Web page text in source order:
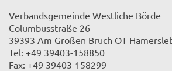
Verbandsgemeinde Westliche Börde
Columbusstraße 26
39393 Am Großen Bruch OT
Tel: +49 39403-158850
Fax: +49 39403-158299